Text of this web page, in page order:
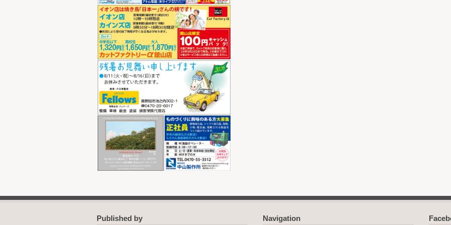
Published by Navigation